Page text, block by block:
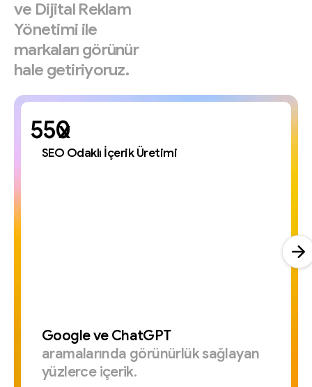
ve Dijital Reklam
Yönetimi ile
markaları görünür
hale getiriyoruz.
x
SEO Odaklı İçerik Üretimi
GoogleveChatGPT
aramalarında görünürlüksağlayan
yüzlerceiçerik.